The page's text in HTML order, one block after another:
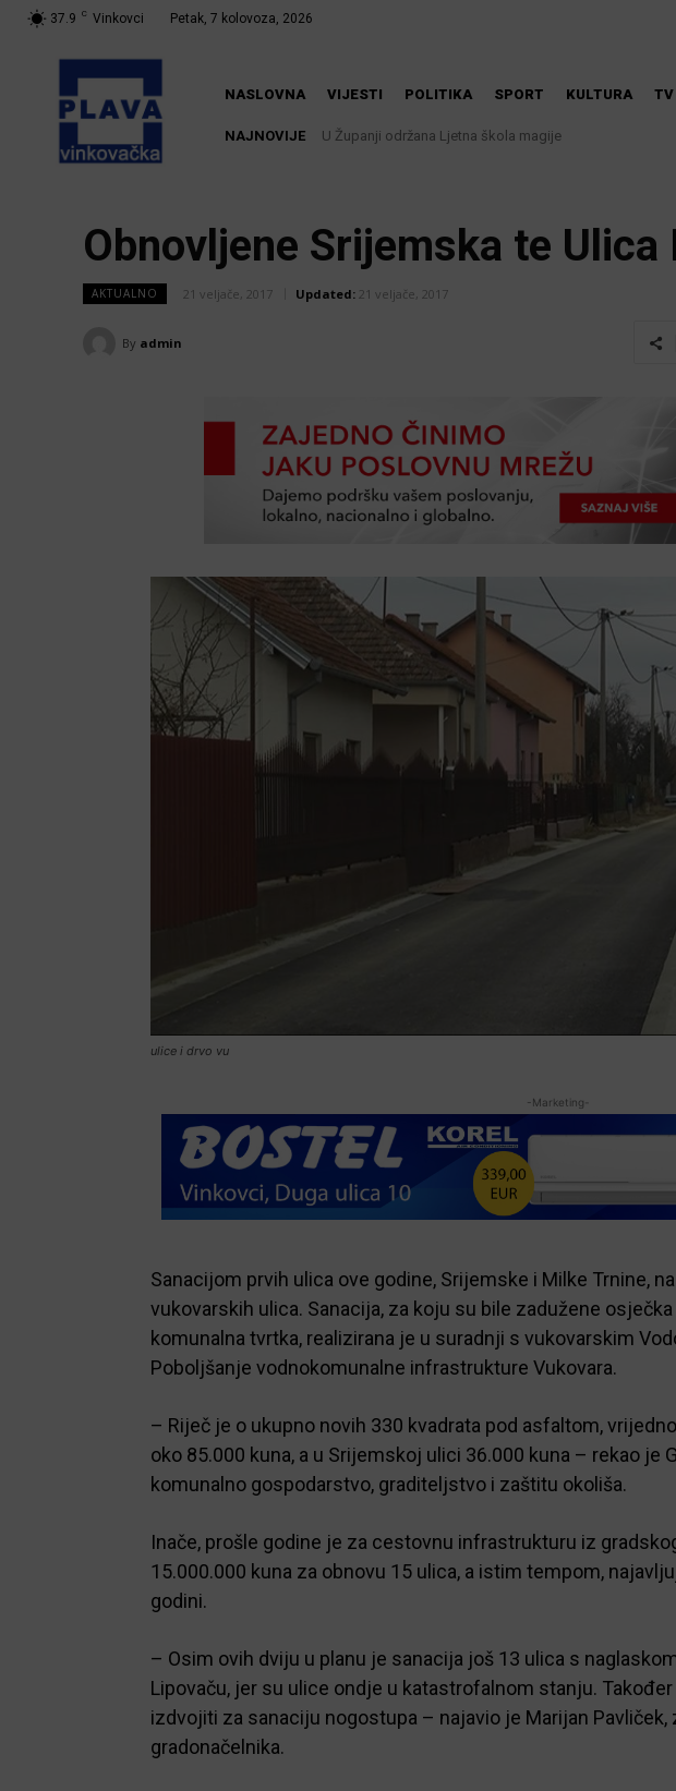
37.9 C Vinkovci Petak, 7 kolovoza, 2026
NASLOVNA VIJESTI POLITIKA SPORT KULTURA TV
NAJNOVIJE U Županji održana Ljetna škola magije
Obnovljene Srijemska te
AKTUALNO 21 veljače, 2017 Updated: 21 veljače, 2017
By admin
ulice i drvo vu
-Marketing-
Sanacijom prvih ulica ove godine, Srijemske i Milke Trnine,
vukovarskih ulica. Sanacija, za koju su bile zadužene
komunalna tvrtka, realizirana je u suradnji s vukovarskim
Poboljšanje vodnokomunalne infrastrukture Vukovara.
– Riječ je o ukupno novih 330 kvadrata pod asfaltom,
oko 85.000 kuna, a u Srijemskoj ulici 36.000 kuna – rekao je
komunalno gospodarstvo, graditeljstvo i zaštitu okoliša.
Inače, prošle godine je za cestovnu infrastrukturu iz
15.000.000 kuna za obnovu 15 ulica, a istim tempom,
godini.
– Osim ovih dviju u planu je sanacija još 13 ulica s
Lipovaču, jer su ulice ondje u katastrofalnom stanju.
izdvojiti za sanaciju nogostupa – najavio je Marijan
gradonačelnika.